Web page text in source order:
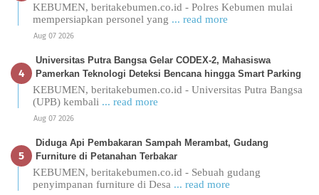
KEBUMEN, beritakebumen.co.id - Polres Kebumen mulai
mempersiapkan personel yang ... read more
Aug 07 2026
Universitas Putra Bangsa Gelar CODEX-2, Mahasiswa
Pamerkan Teknologi Deteksi Bencana hingga Smart Parking
KEBUMEN, beritakebumen.co.id - Universitas Putra Bangsa
(UPB) kembali ... read more
Aug 07 2026
Diduga Api Pembakaran Sampah Merambat, Gudang
Furniture di Petanahan Terbakar
KEBUMEN, beritakebumen.co.id - Sebuah gudang
penyimpanan furniture di Desa ... read more